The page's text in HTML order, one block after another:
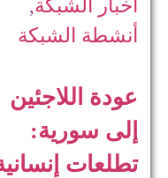
أخبار الشبكة,
أنشطة الشبكة
عودة اللاجئين
إلى سورية:
تطلعات